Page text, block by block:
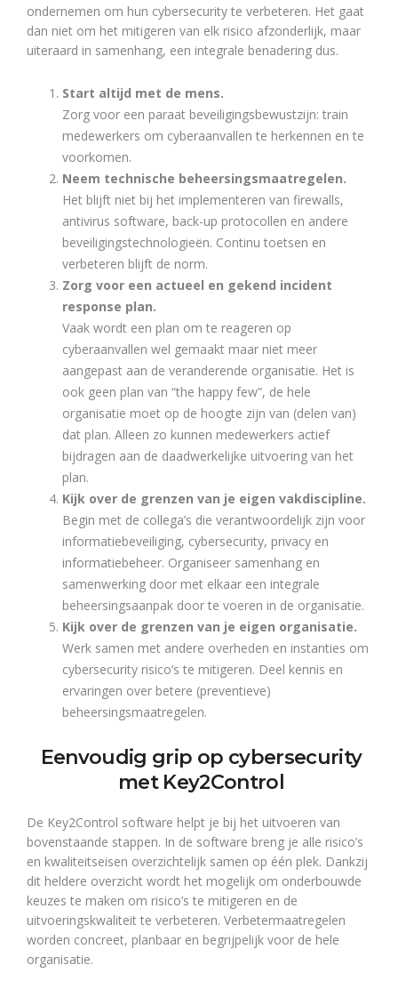
ondernemen om hun cybersecurity te verbeteren. Het gaat
dan niet om het mitigeren van elk risico afzonderlijk, maar
uiteraard in samenhang, een integrale benadering dus.
Start altijd met de mens.
Zorg voor een paraat beveiligingsbewustzijn: train
medewerkers om cyberaanvallen te herkennen en te
voorkomen.
Neem technische beheersingsmaatregelen.
Het blijft niet bij het implementeren van firewalls,
antivirus software, back-up protocollen en andere
beveiligingstechnologieën. Continu toetsen en
verbeteren blijft de norm.
Zorg voor een actueel en gekend incident
response plan.
Vaak wordt een plan om te reageren op
cyberaanvallen wel gemaakt maar niet meer
aangepast aan de veranderende organisatie. Het is
ook geen plan van “the happy few”, de hele
organisatie moet op de hoogte zijn van (delen van)
dat plan. Alleen zo kunnen medewerkers actief
bijdragen aan de daadwerkelijke uitvoering van het
plan.
Kijk over de grenzen van je eigen vakdiscipline.
Begin met de collega’s die verantwoordelijk zijn voor
informatiebeveiliging, cybersecurity, privacy en
informatiebeheer. Organiseer samenhang en
samenwerking door met elkaar een integrale
beheersingsaanpak door te voeren in de organisatie.
Kijk over de grenzen van je eigen organisatie.
Werk samen met andere overheden en instanties om
cybersecurity risico’s te mitigeren. Deel kennis en
ervaringen over betere (preventieve)
beheersingsmaatregelen.
Eenvoudig grip op cybersecurity
met Key2Control
De Key2Control software helpt je bij het uitvoeren van
bovenstaande stappen. In de software breng je alle risico’s
en kwaliteitseisen overzichtelijk samen op één plek. Dankzij
dit heldere overzicht wordt het mogelijk om onderbouwde
keuzes te maken om risico’s te mitigeren en de
uitvoeringskwaliteit te verbeteren. Verbetermaatregelen
worden concreet, planbaar en begrijpelijk voor de hele
organisatie.